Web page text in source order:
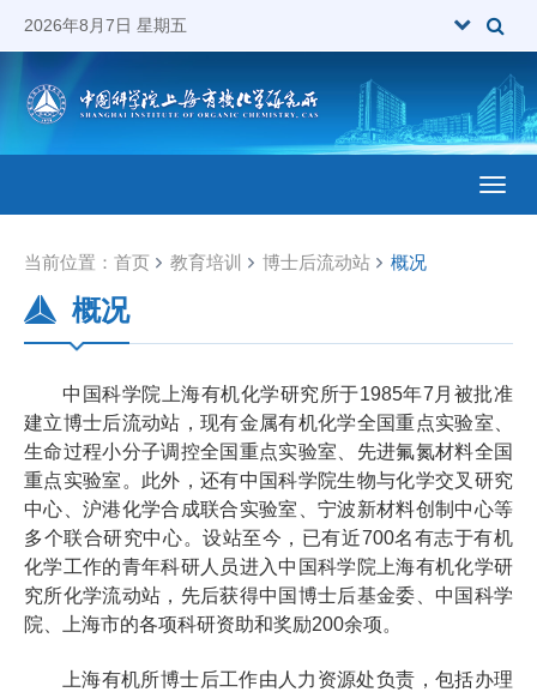
2026年8月7日 星期五
当前位置： 首页 教育培训 博士后流动站 概况
概况
中国科学院上海有机化学研究所于1985年7月被批准
建立博士后流动站，现有金属有机化学全国重点实验室、
生命过程小分子调控全国重点实验室、先进氟氮材料全国
重点实验室。此外，还有中国科学院生物与化学交叉研究
中心、沪港化学合成联合实验室、宁波新材料创制中心等
多个联合研究中心。设站至今，已有近700名有志于有机
化学工作的青年科研人员进入中国科学院上海有机化学研
究所化学流动站，先后获得中国博士后基金委、中国科学
院、上海市的各项科研资助和奖励200余项。
上海有机所博士后工作由人力资源处负责，包括办理